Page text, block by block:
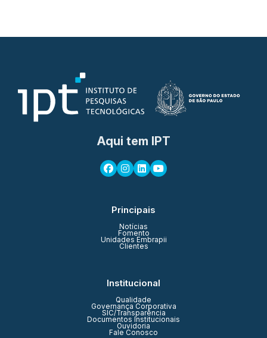
Aqui tem IPT
Principais
Notícias
Fomento
Unidades Embrapii
Clientes
Institucional
Qualidade
Governança Corporativa
SIC/Transparência
Documentos Institucionais
Ouvidoria
Fale Conosco